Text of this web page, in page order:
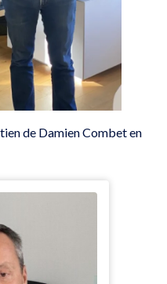
de Damien Combet en